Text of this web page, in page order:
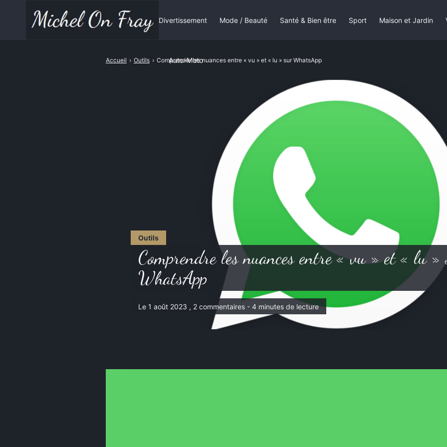
Outils
Comprendre les nuances entre « vu » et « lu »
WhatsApp
Le 1 août 2023 , 2 commentaires - 4 minutes de lecture
Accueil › Outils › Comprendre les nuances entre « vu » et « lu » sur WhatsApp
Divertissement Mode / Beauté Santé & Bien être Sport Maison et Jardin
Auto-Moto
Rechercher